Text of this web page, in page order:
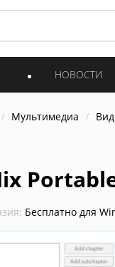
НОВОСТИ
Мультимедиа
Бесплатно для